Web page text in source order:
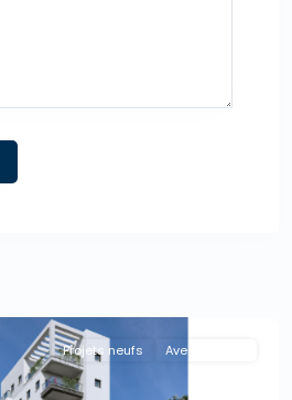
Projets neufs Avec Agence